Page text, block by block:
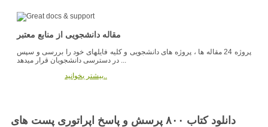
مقاله دانشجویی از منابع معتبر
پروژه 24 مقاله ها ، پروژه های دانشجویی و کلیه فایلهای خود را بررسی و سپس
در دسترسی دانشجویان قرار میدهد ...
بیشتر بخوانید..
دانلود کتاب ۸۰۰ پرسش و پاسخ اپراتوری پست های